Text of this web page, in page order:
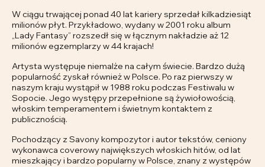
W ciągu trwającej ponad 40 lat kariery sprzedał kilkadziesiąt
milionów płyt. Przykładowo, wydany w 2001 roku album
„Lady Fantasy” rozszedł się w łącznym nakładzie aż 12
milionów egzemplarzy w 44 krajach!
Artysta występuje niemalże na całym świecie. Bardzo dużą
popularność zyskał również w Polsce. Po raz pierwszy w
naszym kraju wystąpił w 1988 roku podczas Festiwalu w
Sopocie. Jego występy przepełnione są żywiołowością,
włoskim temperamentem i świetnym kontaktem z
publicznością.
Pochodzący z Savony kompozytor i autor tekstów, ceniony
wykonawca coverowy największych włoskich hitów, od lat
mieszkający i bardzo popularny w Polsce, znany z występów